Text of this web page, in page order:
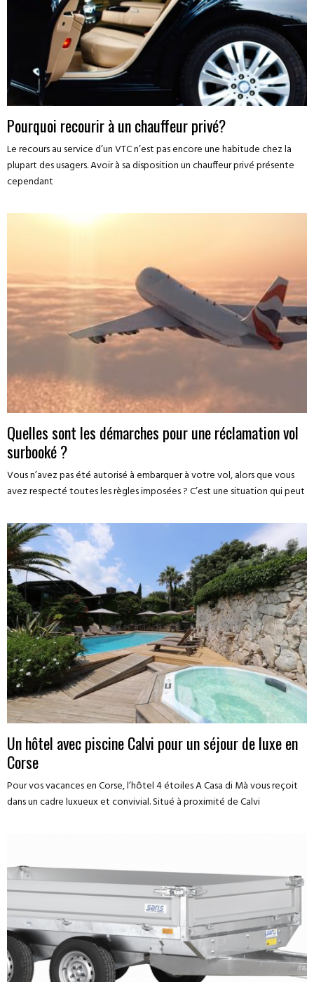
Pourquoi recourir à un chauffeur privé?
Le recours au service d’un VTC n’est pas encore une habitude chez la
plupart des usagers. Avoir à sa disposition un chauffeur privé présente
cependant
Quelles sont les démarches pour une réclamation vol
surbooké ?
Vous n’avez pas été autorisé à embarquer à votre vol, alors que vous
avez respecté toutes les règles imposées ? C’est une situation qui peut
Un hôtel avec piscine Calvi pour un séjour de luxe en
Corse
Pour vos vacances en Corse, l’hôtel 4 étoiles A Casa di Mà vous reçoit
dans un cadre luxueux et convivial. Situé à proximité de Calvi